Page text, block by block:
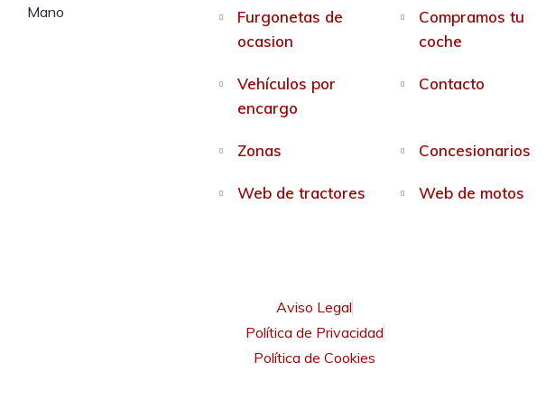
Furgonetas de
ocasion
Compramos tu
coche
Vehículos por
encargo
Contacto
Zonas Concesionarios
Web de tractores Web de motos
Aviso Legal
Política de Privacidad
Política de Cookies